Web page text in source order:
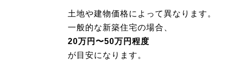
土地や建物価格によって異なります。
一般的な新築住宅の場合、
20万円〜50万円程度
が目安になります。